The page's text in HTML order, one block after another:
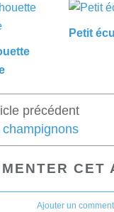
Petit
CET
Ajouter un